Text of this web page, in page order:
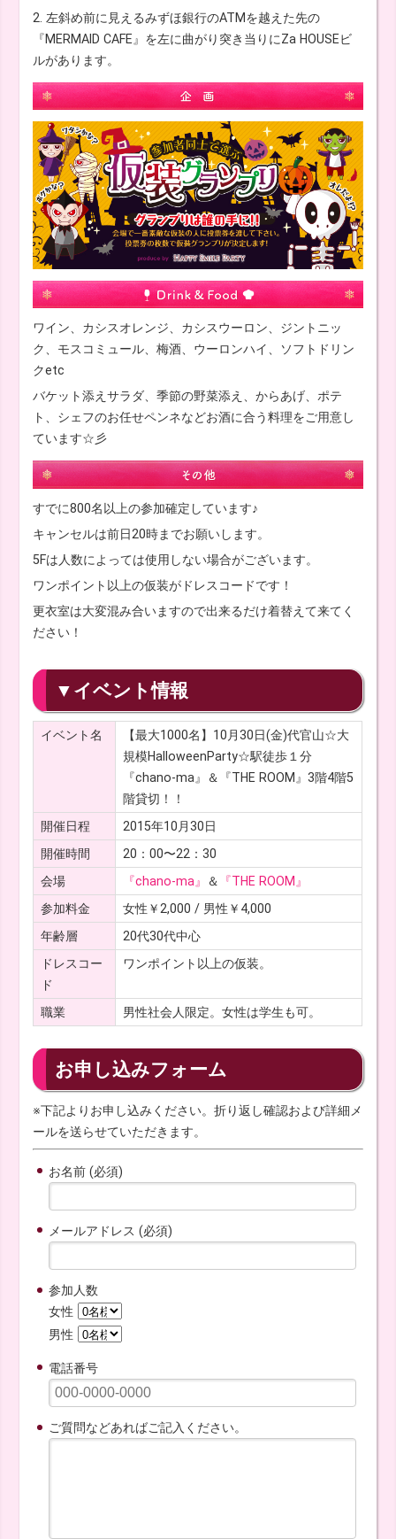
2. 左斜め前に見えるみずほ銀行のATMを越えた先の
『MERMAID CAFE』を左に曲がり突き当りにZa HOUSEビ
ルがあります。
ワイン、カシスオレンジ、カシスウーロン、ジントニッ
ク、モスコミュール、梅酒、ウーロンハイ、ソフトドリン
クetc
バケット添えサラダ、季節の野菜添え、からあげ、ポテ
ト、シェフのお任せペンネなどお酒に合う料理をご用意し
ています☆彡
すでに800名以上の参加確定しています♪
キャンセルは前日20時までお願いします。
5Fは人数によっては使用しない場合がございます。
ワンポイント以上の仮装がドレスコードです！
更衣室は大変混み合いますので出来るだけ着替えて来てく
ださい！
▼イベント情報
イベント名
【最大1000名】10月30日(金)代官山☆大
規模HalloweenParty☆駅徒歩１分
『chano-ma』＆『THE ROOM』3階4階5
階貸切！！
開催日程
2015年10月30日
開催時間
20：00〜22：30
会場
『chano-ma』 ＆
『THE ROOM』
参加料金
女性￥2,000 / 男性￥4,000
年齢層
20代30代中心
ドレスコー
ド
ワンポイント以上の仮装。
職業 男性社会人限定。女性は学生も可。
お申し込みフォーム
※下記よりお申し込みください。折り返し確認および詳細メ
ールを送らせていただきます。
お名前 (必須)
メールアドレス (必須)
参加人数
女性
男性
電話番号
ご質問などあればご記入ください。